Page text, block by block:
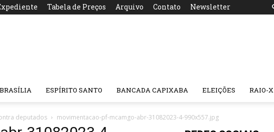
Tabela de Preços Arquivo Contato Newsletter
BRASÍLIA ESPÍRITO SANTO BANCADA CAPIXABA ELEIÇÕES RAIO-X
deputados movimentacao-pf-mcamgo-abr-31082023-4-990x557.jpg